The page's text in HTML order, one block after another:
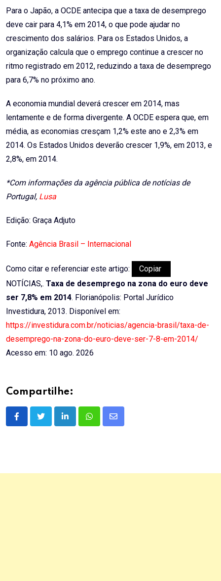
Para o Japão, a OCDE antecipa que a taxa de desemprego
deve cair para 4,1% em 2014, o que pode ajudar no
crescimento dos salários. Para os Estados Unidos, a
organização calcula que o emprego continue a crescer no
ritmo registrado em 2012, reduzindo a taxa de desemprego
para 6,7% no próximo ano.
A economia mundial deverá crescer em 2014, mas
lentamente e de forma divergente. A OCDE espera que, em
média, as economias cresçam 1,2% este ano e 2,3% em
2014. Os Estados Unidos deverão crescer 1,9%, em 2013, e
2,8%, em 2014.
*Com informações da agência pública de notícias de
Portugal, Lusa
Edição: Graça Adjuto
Fonte: Agência Brasil – Internacional
Como citar e referenciar este artigo:
Copiar
NOTÍCIAS,. Taxa de desemprego na zona do euro deve
ser 7,8% em 2014. Florianópolis: Portal Jurídico
Investidura, 2013. Disponível em:
https://investidura.com.br/noticias/agencia-brasil/taxa-de-
desemprego-na-zona-do-euro-deve-ser-7-8-em-2014/
Acesso em: 10 ago. 2026
Compartilhe:
LinkedInWhatsappShare